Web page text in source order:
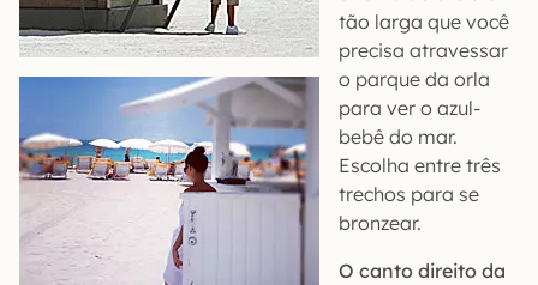
tão larga que você
precisa atravessar
o parque da orla
para ver o azul-
bebê do mar.
Escolha entre três
trechos para se
bronzear.
O canto direito da